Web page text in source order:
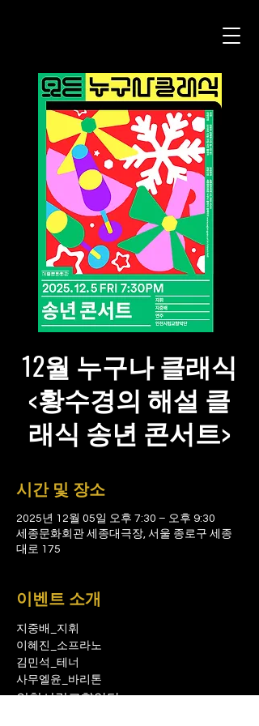
12월 누구나 클래식
<황수경의 해설 클
래식 송년 콘서트>
시간 및 장소
2025년 12월 05일 오후 7:30 – 오후 9:30
세종문화회관 세종대극장, 서울 종로구 세종
대로 175
이벤트 소개
지중배_지휘
이혜진_소프라노
김민석_테너
사무엘윤_바리톤
인천시립교향악단